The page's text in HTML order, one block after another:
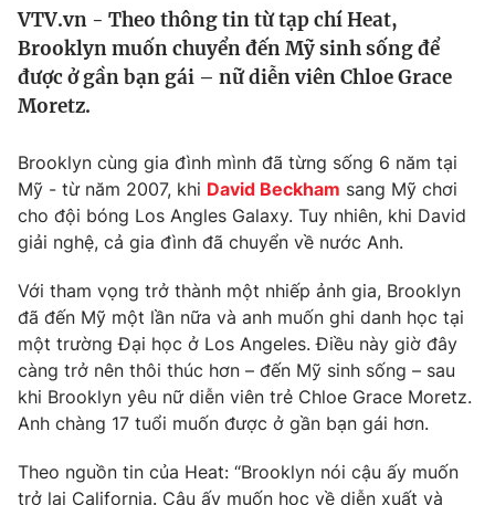
Thế giới
Tin tức
Thế giới đó đây
Câu chuyện quốc tế
Kinh tế
Thị trường
Góc doanh nghiệp
Dữ liệu và đời sống
Truyền hình
Hậu trường
Nhân vật
Khán giả
Giải trí
Điện ảnh
Âm nhạc
Sao
Đời sống
Du lịch
Làm đẹp
Chất lượng cuộc sống
Giáo dục
Công nghệ
VTV.vn - Theo thông tin từ tạp chí Heat,
Brooklyn muốn chuyển đến Mỹ sinh sống để
được ở gần bạn gái – nữ diễn viên Chloe Grace
Moretz.
Brooklyn cùng gia đình mình đã từng sống 6 năm tại
Mỹ - từ năm 2007, khi David Beckham sang Mỹ chơi
cho đội bóng Los Angles Galaxy. Tuy nhiên, khi David
giải nghệ, cả gia đình đã chuyển về nước Anh.
Với tham vọng trở thành một nhiếp ảnh gia, Brooklyn
đã đến Mỹ một lần nữa và anh muốn ghi danh học tại
một trường Đại học ở Los Angeles. Điều này giờ đây
càng trở nên thôi thúc hơn – đến Mỹ sinh sống – sau
khi Brooklyn yêu nữ diễn viên trẻ Chloe Grace Moretz.
Anh chàng 17 tuổi muốn được ở gần bạn gái hơn.
Theo nguồn tin của Heat: “Brooklyn nói cậu ấy muốn
trở lại California. Cậu ấy muốn học về diễn xuất và